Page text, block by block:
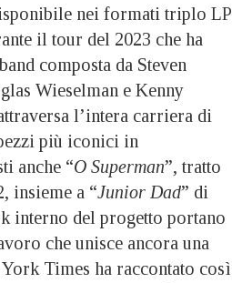
nei formati triplo LP
il tour del 2023 che ha
composta da Steven
Wieselman e Kenny
l’intera carriera di
più iconici in
anche “O Superman”, tratto
insieme a “Junior Dad” di
interno del progetto portano
che unisce ancora una
Times ha raccontato così